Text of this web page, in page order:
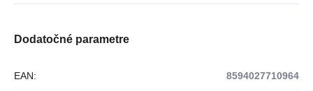
Dodatočné parametre
EAN: 8594027710964